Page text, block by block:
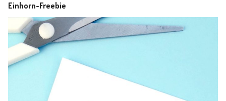
Einhorn-Freebie